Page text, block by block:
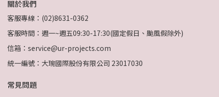
關於我們
客服專線：(02)8631-0362
客服時間：週一~週五09:30-17:30(國定假日、颱風假除外)
信箱：service@ur-projects.com
統一編號：大琬國際股份有限公司 23017030
常見問題